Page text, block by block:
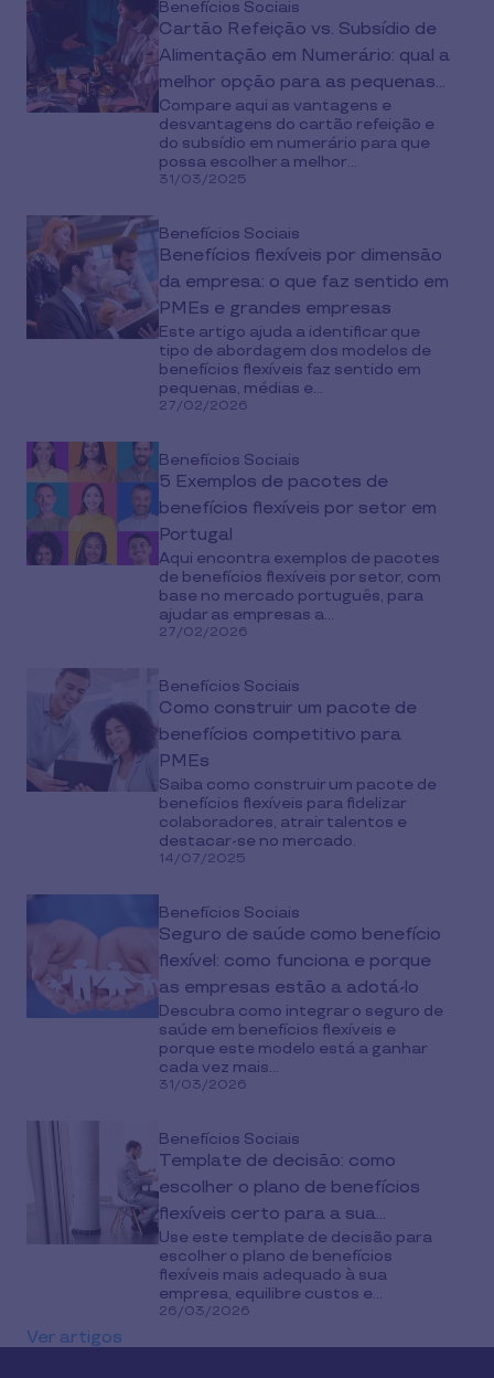
Benefícios Sociais
Cartão Refeição vs. Subsídio de
Alimentação em Numerário: qual a
melhor opção para as pequenas
empresas?
Compare aqui as vantagens e
desvantagens do cartão refeição e
do subsídio em numerário para que
possa escolher a melhor...
31/03/2025
Benefícios Sociais
Benefícios flexíveis por dimensão
da empresa: o que faz sentido em
PMEs e grandes empresas
Este artigo ajuda a identificar que
tipo de abordagem dos modelos de
benefícios flexíveis faz sentido em
pequenas, médias e...
27/02/2026
Benefícios Sociais
5 Exemplos de pacotes de
benefícios flexíveis por setor em
Portugal
Aqui encontra exemplos de pacotes
de benefícios flexíveis por setor, com
base no mercado português, para
ajudar as empresas a...
27/02/2026
Benefícios Sociais
Como construir um pacote de
benefícios competitivo para
PMEs
Saiba como construir um pacote de
benefícios flexíveis para fidelizar
colaboradores, atrair talentos e
destacar-se no mercado.
14/07/2025
Benefícios Sociais
Seguro de saúde como benefício
flexível: como funciona e porque
as empresas estão a adotá-lo
Descubra como integrar o seguro de
saúde em benefícios flexíveis e
porque este modelo está a ganhar
cada vez mais...
31/03/2026
Benefícios Sociais
Template de decisão: como
escolher o plano de benefícios
flexíveis certo para a sua
empresa
Use este template de decisão para
escolher o plano de benefícios
flexíveis mais adequado à sua
empresa, equilibre custos e...
26/03/2026
Ver artigos